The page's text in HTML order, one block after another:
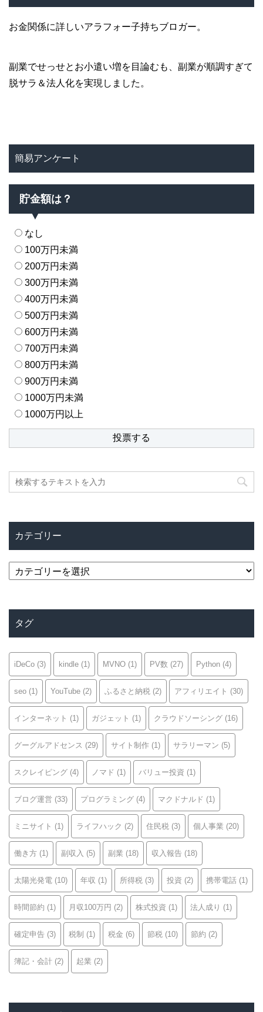
お金関係に詳しいアラフォー子持ちブロガー。
副業でせっせとお小遣い増を目論むも、副業が順調すぎて
脱サラ＆法人化を実現しました。
簡易アンケート
貯金額は？
なし
100万円未満
200万円未満
300万円未満
400万円未満
500万円未満
600万円未満
700万円未満
800万円未満
900万円未満
1000万円未満
1000万円以上
カテゴリー
カ
タグ
iDeCo (3) kindle (1) MVNO (1) PV数 (27) Python (4)
seo (1) YouTube (2) ふるさと納税 (2) アフィリエイト (30)
インターネット (1) ガジェット (1) クラウドソーシング (16)
グーグルアドセンス (29) サイト制作 (1) サラリーマン (5)
スクレイピング (4) ノマド (1) バリュー投資 (1)
ブログ運営 (33) プログラミング (4) マクドナルド (1)
ミニサイト (1) ライフハック (2) 住民税 (3) 個人事業 (20)
働き方 (1) 副収入 (5) 副業 (18) 収入報告 (18)
太陽光発電 (10) 年収 (1) 所得税 (3) 投資 (2) 携帯電話 (1)
時間節約 (1) 月収100万円 (2) 株式投資 (1) 法人成り (1)
確定申告 (3) 税制 (1) 税金 (6) 節税 (10) 節約 (2)
簿記・会計 (2) 起業 (2)